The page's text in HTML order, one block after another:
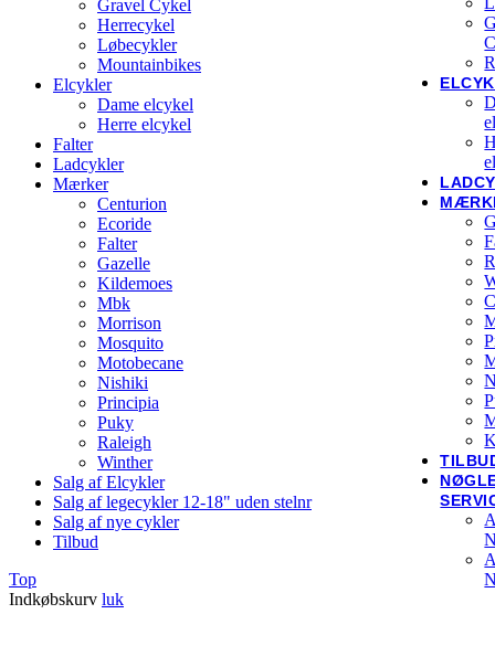
Gravel Cykel
Herrecykel
Løbecykler
Mountainbikes
Elcykler
Dame elcykel
Herre elcykel
Falter
Ladcykler
Mærker
Centurion
Ecoride
Falter
Gazelle
Kildemoes
Mbk
Morrison
Mosquito
Motobecane
Nishiki
Principia
Puky
Raleigh
Winther
Salg af Elcykler
Salg af legecykler 12-18" uden stelnr
Salg af nye cykler
Tilbud
Top
Indkøbskurv luk